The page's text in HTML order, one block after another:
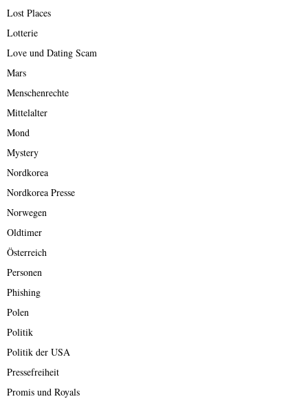
Lost Places
Lotterie
Love und Dating Scam
Mars
Menschenrechte
Mittelalter
Mond
Mystery
Nordkorea
Nordkorea Presse
Norwegen
Oldtimer
Österreich
Personen
Phishing
Polen
Politik
Politik der USA
Pressefreiheit
Promis und Royals